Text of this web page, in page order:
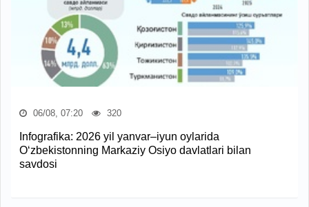
06/08, 07:20 320
Infografika: 2026 yil yanvar–iyun oylarida
O‘zbekistonning Markaziy Osiyo davlatlari bilan
savdosi